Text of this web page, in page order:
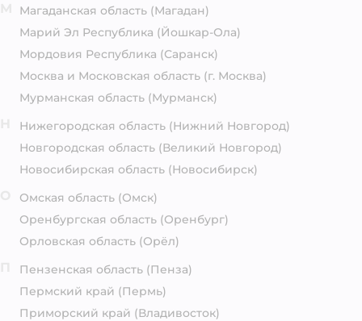
Магаданская область (Магадан)
Марий Эл Республика (Йошкар-Ола)
Мордовия Республика (Саранск)
Москва и Московская область (г. Москва)
Мурманская область (Мурманск)
Нижегородская область (Нижний Новгород)
Новгородская область (Великий Новгород)
Новосибирская область (Новосибирск)
Омская область (Омск)
Оренбургская область (Оренбург)
Орловская область (Орёл)
Пензенская область (Пенза)
Пермский край (Пермь)
Приморский край (Владивосток)